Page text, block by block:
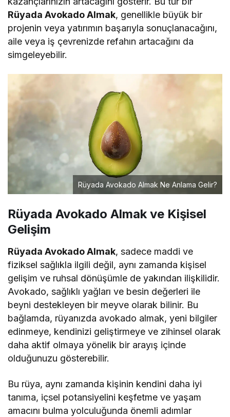
Rüyada Avokado Almak, genellikle büyük bir
projenin veya yatırımın başarıyla sonuçlanacağını,
aile veya iş çevrenizde refahın artacağını da
simgeleyebilir.
Rüyada Avokado Almak Ne Anlama Gelir?
Rüyada Avokado Almak ve Kişisel
Gelişim
Rüyada Avokado Almak, sadece maddi ve
fiziksel sağlıkla ilgili değil, aynı zamanda kişisel
gelişim ve ruhsal dönüşümle de yakından ilişkilidir.
Avokado, sağlıklı yağları ve besin değerleri ile
beyni destekleyen bir meyve olarak bilinir. Bu
bağlamda, rüyanızda avokado almak, yeni bilgiler
edinmeye, kendinizi geliştirmeye ve zihinsel olarak
daha aktif olmaya yönelik bir arayış içinde
olduğunuzu gösterebilir.
Bu rüya, aynı zamanda kişinin kendini daha iyi
tanıma, içsel potansiyelini keşfetme ve yaşam
amacını bulma yolculuğunda önemli adımlar